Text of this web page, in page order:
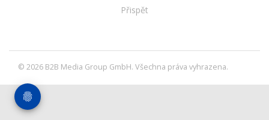
Přispět
© 2026 B2B Media Group GmbH. Všechna práva vyhrazena.